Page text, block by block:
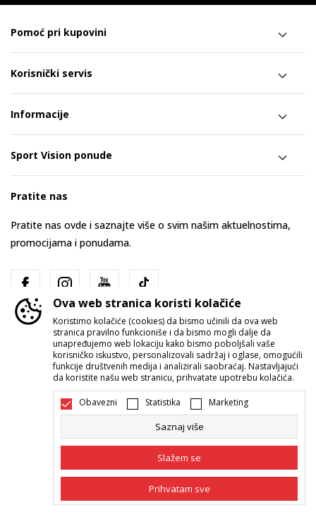
Pomoć pri kupovini
Korisnički servis
Informacije
Sport Vision ponude
Pratite nas
Pratite nas ovde i saznajte više o svim našim aktuelnostima,
promocijama i ponudama.
Srbija Promenite
Nastojimo da budemo što precizniji u opisu proizvoda, prikazu slika i
samih cena, ali ne možemo garantovati da su sve informacije kompletne i
bez grešaka. Svi artikli prikazani na sajtu su deo naše ponude i ne
Ova web stranica koristi kolačiće
Koristimo kolačiće (cookies) da bismo učinili da ova web
stranica pravilno funkcioniše i da bismo mogli dalje da
unapređujemo web lokaciju kako bismo poboljšali vaše
korisničko iskustvo, personalizovali sadržaj i oglase, omogućili
funkcije društvenih medija i analizirali saobraćaj. Nastavljajući
da koristite našu web stranicu, prihvatate upotrebu kolačića.
Obavezni Statistika Marketing
Saznaj više
Slažem se
Prihvatam sve